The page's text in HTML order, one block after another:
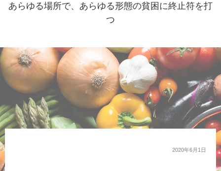
あらゆる場所で、あらゆる形態の貧困に終止符を打
つ
2020年6月1日